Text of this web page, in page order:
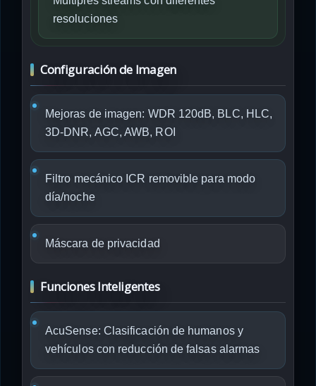
resoluciones
Configuración de Imagen
Mejoras de imagen: WDR 120dB, BLC, HLC,
3D-DNR, AGC, AWB, ROI
Filtro mecánico ICR removible para modo
día/noche
Máscara de privacidad
Funciones Inteligentes
AcuSense: Clasificación de humanos y
vehículos con reducción de falsas alarmas